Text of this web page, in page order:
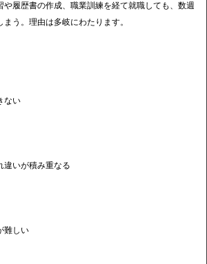
や履歴書の作成、職業訓練を経て就職しても、数週
う。理由は多岐にわたります。
ない
違いが積み重なる
難しい